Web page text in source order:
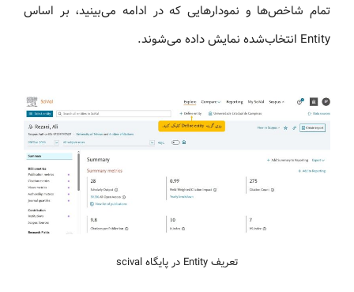
تمام شاخص‌ها و نمودارهایی که در ادامه می‌بینید، بر اساس
Entity انتخاب‌شده نمایش داده می‌شوند.
تعریف Entity در پایگاه scival